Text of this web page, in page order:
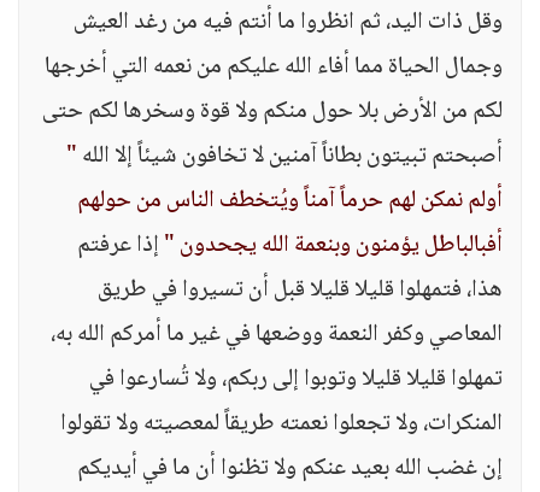
وقل ذات اليد، ثم انظروا ما أنتم فيه من رغد العيش
وجمال الحياة مما أفاء الله عليكم من نعمه التي أخرجها
لكم من الأرض بلا حول منكم ولا قوة وسخرها لكم حتى
أصبحتم تبيتون بطاناً آمنين لا تخافون شيئاً إلا الله"
أولم نمكن لهم حرماً آمناً ويُتخطف الناس من حولهم
أفبالباطل يؤمنون وبنعمة الله يجحدون "إذا عرفتم
هذا، فتمهلوا قليلا قليلا قبل أن تسيروا في طريق
المعاصي وكفر النعمة ووضعها في غير ما أمركم الله به،
تمهلوا قليلا قليلا وتوبوا إلى ربكم، ولا تُسارعوا في
المنكرات، ولا تجعلوا نعمته طريقاً لمعصيته ولا تقولوا
إن غضب الله بعيد عنكم ولا تظنوا أن ما في أيديكم